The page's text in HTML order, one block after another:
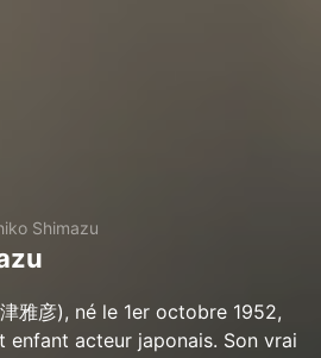
Shimazu
雅彦), né le 1er octobre 1952,
enfant acteur japonais. Son vrai